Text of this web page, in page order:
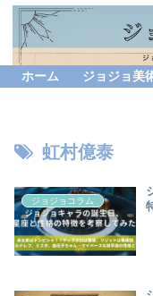
ホーム ジョジョ美
虹村億泰
ジョジョコラム